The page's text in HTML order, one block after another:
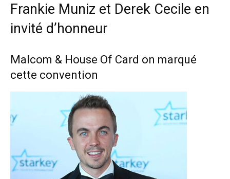
Frankie Muniz et Derek Cecile en
invité d’honneur
Malcom & House Of Card on marqué
cette convention